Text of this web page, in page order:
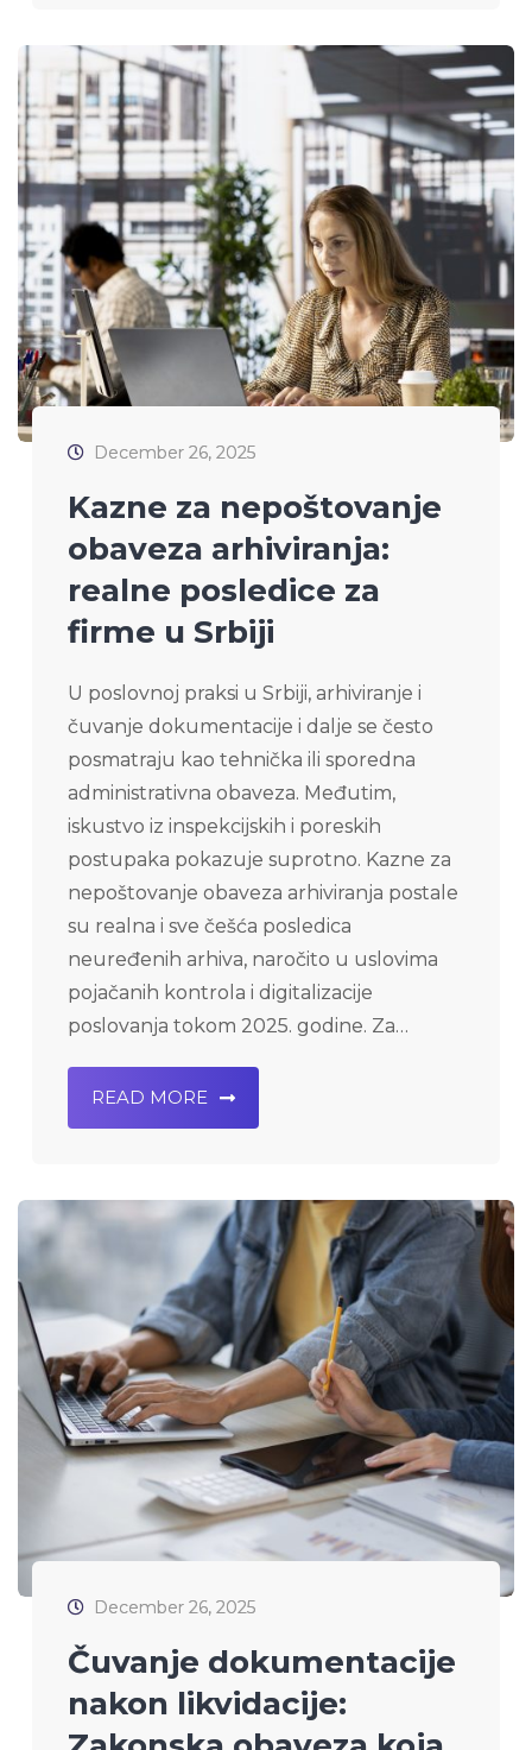
December 26, 2025
Kazne za nepoštovanje
obaveza arhiviranja:
realne posledice za
firme u Srbiji
U poslovnoj praksi u Srbiji, arhiviranje i
čuvanje dokumentacije i dalje se često
posmatraju kao tehnička ili sporedna
administrativna obaveza. Međutim,
iskustvo iz inspekcijskih i poreskih
postupaka pokazuje suprotno. Kazne za
nepoštovanje obaveza arhiviranja postale
su realna i sve češća posledica
neuređenih arhiva, naročito u uslovima
pojačanih kontrola i digitalizacije
poslovanja tokom 2025. godine. Za…
READ MORE
December 26, 2025
Čuvanje dokumentacije
nakon likvidacije: